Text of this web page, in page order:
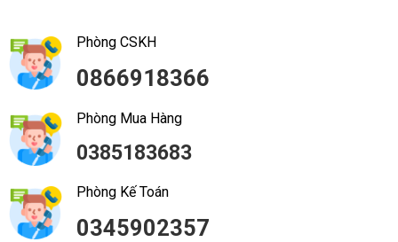
Phòng CSKH
0866918366
Phòng Mua Hàng
0385183683
Phòng Kế Toán
0345902357